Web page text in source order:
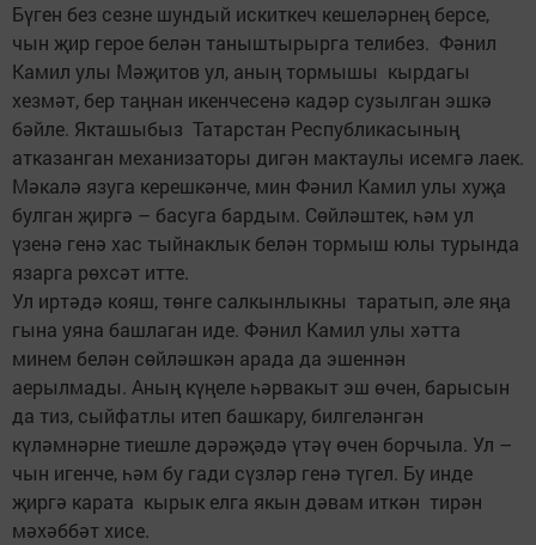
Бүген без сезне шундый искиткеч кешеләрнең берсе,
чын җир герое белән таныштырырга телибез. Фәнил
Камил улы Мәҗитов ул, аның тормышы кырдагы
хезмәт, бер таңнан икенчесенә кадәр сузылган эшкә
бәйле. Якташыбыз Татарстан Республикасының
атказанган механизаторы дигән мактаулы исемгә лаек.
Мәкалә язуга керешкәнче, мин Фәнил Камил улы хуҗа
булган җиргә – басуга бардым. Сөйләштек, һәм ул
үзенә генә хас тыйнаклык белән тормыш юлы турында
язарга рөхсәт итте.
Ул иртәдә кояш, төнге салкынлыкны таратып, әле яңа
гына уяна башлаган иде. Фәнил Камил улы хәтта
минем белән сөйләшкән арада да эшеннән
аерылмады. Аның күңеле һәрвакыт эш өчен, барысын
да тиз, сыйфатлы итеп башкару, билгеләнгән
күләмнәрне тиешле дәрәҗәдә үтәү өчен борчыла. Ул –
чын игенче, һәм бу гади сүзләр генә түгел. Бу инде
җиргә карата кырык елга якын дәвам иткән тирән
мәхәббәт хисе.